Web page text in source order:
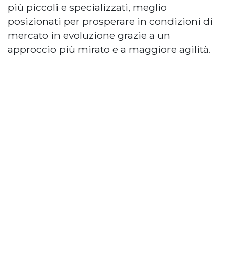
più piccoli e specializzati, meglio
posizionati per prosperare in condizioni di
mercato in evoluzione grazie a un
approccio più mirato e a maggiore agilità.